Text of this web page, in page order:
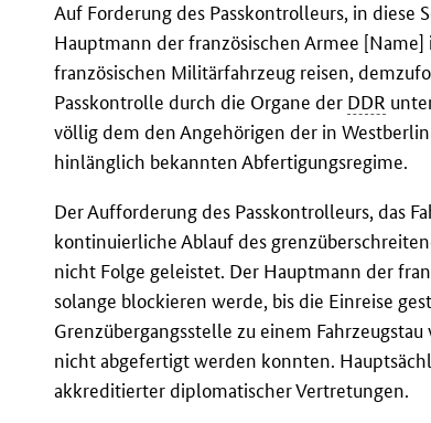
Auf Forderung des Passkontrolleurs, in diese
Hauptmann der französischen Armee
französischen Militärfahrzeug reisen,
Passkontrolle durch die Organe der DDR
völlig dem den Angehörigen der in
hinlänglich bekannten Abfertigungsregime.
Der Aufforderung des Passkontrolleurs, das
kontinuierliche Ablauf des
nicht Folge geleistet. Der Hauptmann der
solange blockieren werde, bis die Einreise
Grenzübergangsstelle zu einem
nicht abgefertigt werden konnten.
akkreditierter diplomatischer Vertretungen.